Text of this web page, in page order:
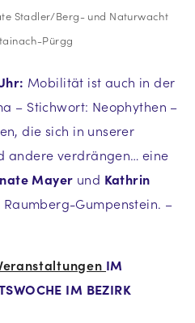
Stadler/Berg- und Naturwacht
Pürgg
Mobilität ist auch in der
– Stichwort: Neophythen –
die sich in unserer
andere verdrängen… eine
Mayer und Kathrin
Raumberg-Gumpenstein. –
IM
IM BEZIRK